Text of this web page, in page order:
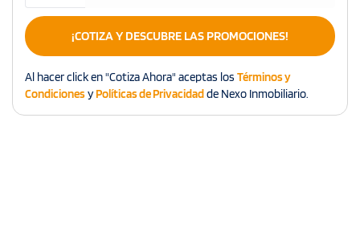
¡COTIZA Y DESCUBRE LAS PROMOCIONES!
Al hacer click en "Cotiza Ahora" aceptas los Términos y
CondicionesyPolíticas de Privacidadde Nexo Inmobiliario.